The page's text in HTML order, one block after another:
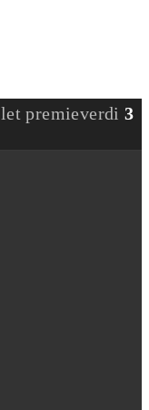
premieverdi3